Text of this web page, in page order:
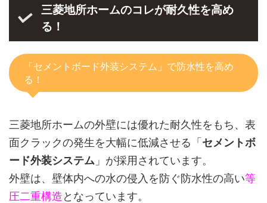
三菱地所ホームのコレが耐久性を高め
る！
「セメントボード外装システム」で防水性を高め
る！
三菱地所ホームの外壁には優れた耐久性をもち、表
面クラックの発生を大幅に低減させる「 セメントボ
ード外装システム 」が採用されています。
外壁は、壁体内への水の侵入を防ぐ防水性の高い等
圧二重構造となっています。